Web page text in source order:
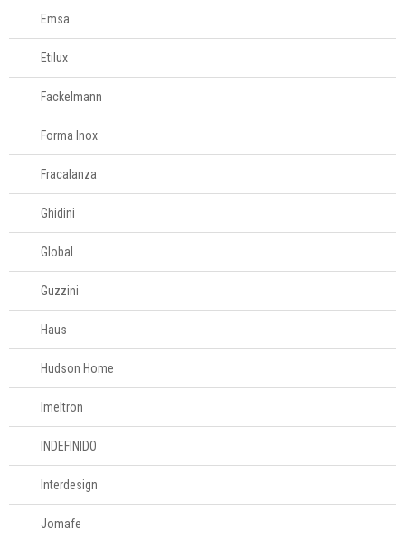
Emsa
Etilux
Fackelmann
Forma Inox
Fracalanza
Ghidini
Global
Guzzini
Haus
Hudson Home
Imeltron
INDEFINIDO
Interdesign
Jomafe